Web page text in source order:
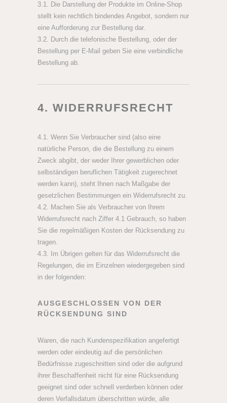
3.1. Die Darstellung der Produkte im Online-Shop
stellt kein rechtlich bindendes Angebot, sondern nur
eine Aufforderung zur Bestellung dar.
3.2. Durch die telefonische Bestellung, oder der
Bestellung per E-Mail geben Sie eine verbindliche
Bestellung ab.
4. WIDERRUFSRECHT
4.1. Wenn Sie Verbraucher sind (also eine
natürliche Person, die die Bestellung zu einem
Zweck abgibt, der weder Ihrer gewerblichen oder
selbständigen beruflichen Tätigkeit zugerechnet
werden kann), steht Ihnen nach Maßgabe der
gesetzlichen Bestimmungen ein Widerrufsrecht zu.
4.2. Machen Sie als Verbraucher von Ihrem
Widerrufsrecht nach Ziffer 4.1 Gebrauch, so haben
Sie die regelmäßigen Kosten der Rücksendung zu
tragen.
4.3. Im Übrigen gelten für das Widerrufsrecht die
Regelungen, die im Einzelnen wiedergegeben sind
in der folgenden:
AUSGESCHLOSSEN VON DER
RÜCKSENDUNG SIND
Waren, die nach Kundenspezifikation angefertigt
werden oder eindeutig auf die persönlichen
Bedürfnisse zugeschnitten sind oder die aufgrund
ihrer Beschaffenheit nicht für eine Rücksendung
geeignet sind oder schnell verderben können oder
deren Verfallsdatum überschritten würde, alle